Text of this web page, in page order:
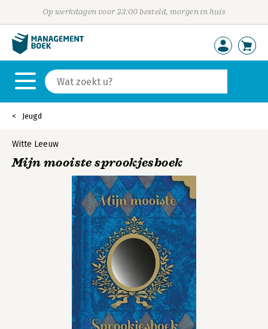
Op werkdagen voor 23:00 besteld, morgen in huis
Jeugd
Witte Leeuw
Mijn mooiste sprookjesboek